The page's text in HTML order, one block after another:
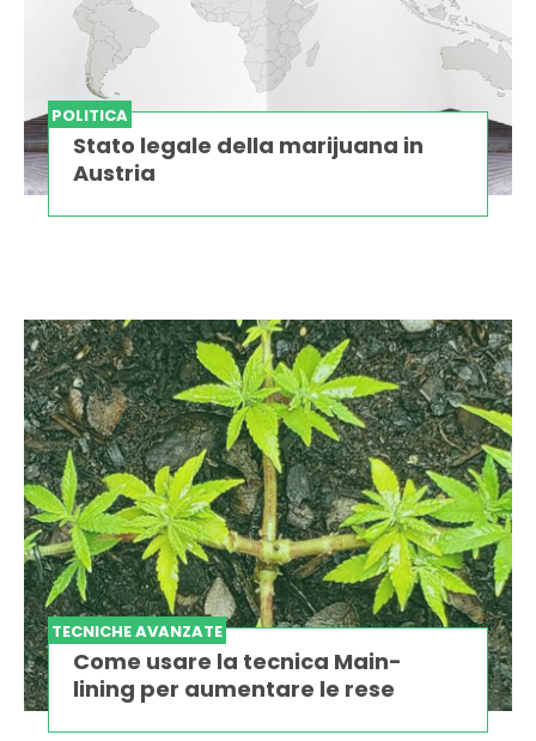
POLITICA
Stato legale della marijuana in
Austria
TECNICHE AVANZATE
Come usare la tecnica Main-
lining per aumentare le rese